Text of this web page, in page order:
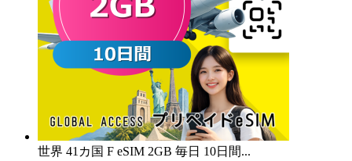
世界 41カ国 F eSIM 2GB 毎日 10日間...